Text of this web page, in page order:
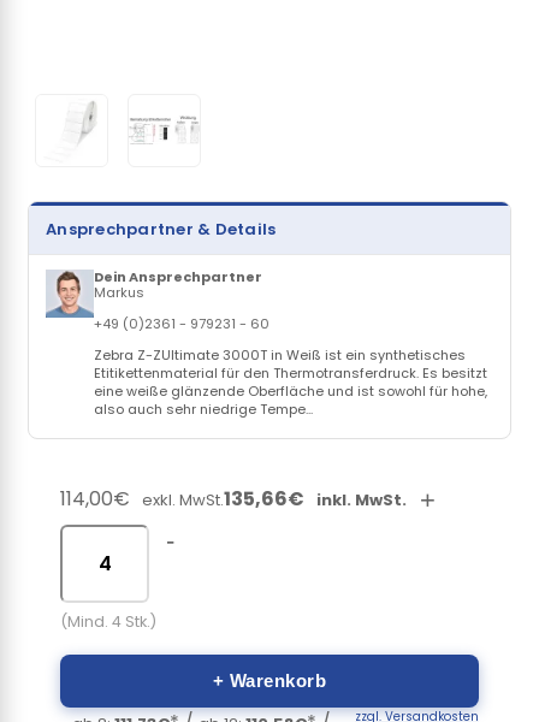
Ansprechpartner & Details
Dein Ansprechpartner
Markus
+49 (0)2361 - 979231 - 60
Zebra Z-ZUltimate 3000T in Weiß ist ein synthetisches
Etitikettenmaterial für den Thermotransferdruck. Es besitzt
eine weiße glänzende Oberfläche und ist sowohl für hohe,
also auch sehr niedrige Tempe...
114,00€ exkl. MwSt.135,66€ inkl. MwSt.
+
-
(Mind. 4 Stk.)
+ Warenkorb
zzgl. Versandkosten